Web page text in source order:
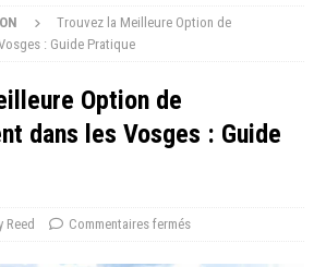
Trouvez la Meilleure Option de
: Guide Pratique
Option de
dans les Vosges : Guide
Reed Commentaires fermés